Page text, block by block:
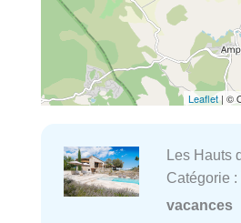
Leaflet | ©
Les Hauts
Catégorie :
vacances